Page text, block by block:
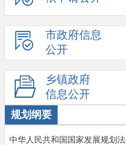
市政府信息
公开
乡镇政府
信息公开
规划纲要
中华人民共和国国家发展规划法